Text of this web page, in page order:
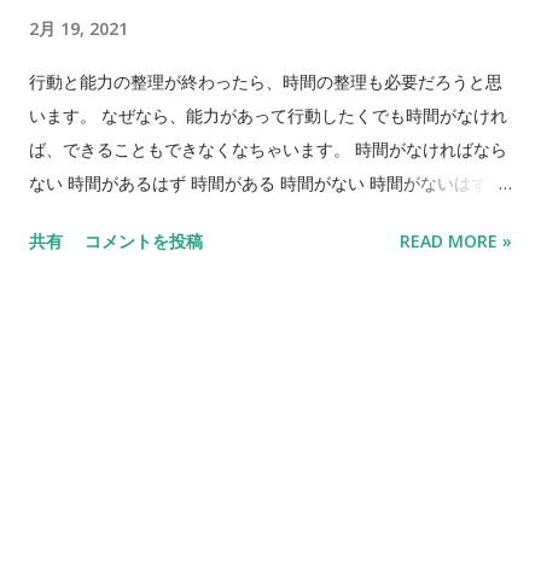
2023年6月29日（木）～7月1日（土） 会 場：宜野湾市（沖
縄コンベンションセンター） 大会長：平田哲生（琉球大学病
院 診療情報管理センター） 2021年2月18日に沖縄コンベンシ
ョンセンターを内見してきました。コンベンションセンターの
ンベンションリンケージが指定管理者になったそうです。一応
2月 19, 2021
行動と能力の整理が終わったら、時間の整理も必要だろうと思
います。 なぜなら、能力があって行動したくでも時間がなけれ
ば、できることもできなくなちゃいます。 時間がなければなら
ない 時間があるはず 時間がある 時間がない 時間がないはず 時
意識を整理することになるだろうと思います。だっていくらで
共有 コメントを投稿 READ MORE »